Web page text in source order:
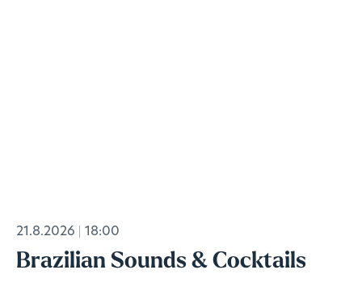
21.8.2026 18:00
Brazilian Sounds & Cocktails